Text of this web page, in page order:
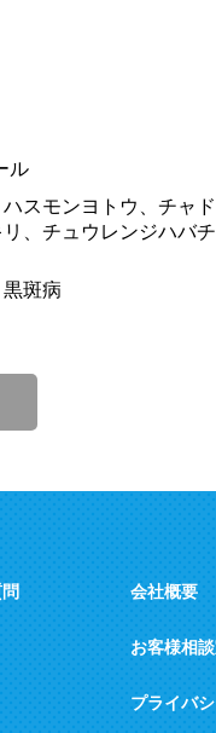
ル
スモンヨトウ、チャ
、チュウレンジハバチ
斑病
会社概要
お客様相
プライバ